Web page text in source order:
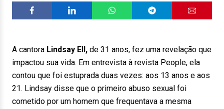
A cantora Lindsay Ell, de 31 anos, fez uma revelação que
impactou sua vida. Em entrevista à revista People, ela
contou que foi estuprada duas vezes: aos 13 anos e aos
21. Lindsay disse que o primeiro abuso sexual foi
cometido por um homem que frequentava a mesma